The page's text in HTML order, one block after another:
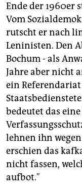
Ende der 1960er
Vom
rutscht er nach
Leninisten. Den
Bochum - als
Jahre aber nicht
ein
bedeutet das
lehnen ihn
erschien das
nicht fassen,
aufbot."